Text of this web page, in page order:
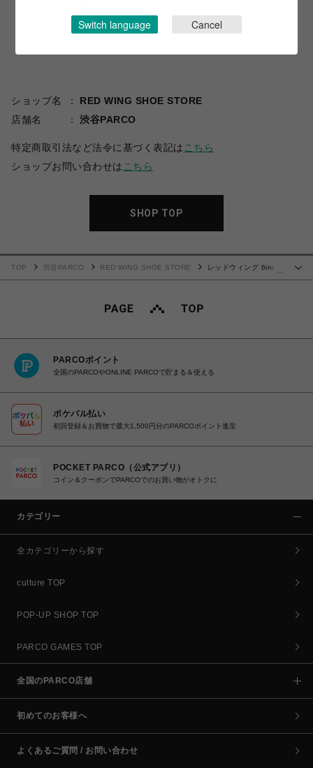
ショップ名
RED WING SHOE STORE
店舗名
渋谷PARCO
特定商取引法など法令に基づく表記は こちら
ショップお問い合わせは こちら
SHOP TOP
TOP 渋谷PARCO RED WING SHOE STORE
レッドウィング 6inch
PARCOポイント
全国のPARCOやONLINE PARCOで貯まる＆使える
ポケパル払い
初回登録＆お買物で最大1,500円分のPARCOポイント進呈
POCKET PARCO（公式アプリ）
コイン＆クーポンでPARCOでのお買い物がオトクに
カテゴリー
全カテゴリーから探す
culture TOP
POP-UP SHOP TOP
PARCO GAMES TOP
全国のPARCO店舗
初めてのお客様へ
よくあるご質問 / お問い合わせ
Switch language Cancel